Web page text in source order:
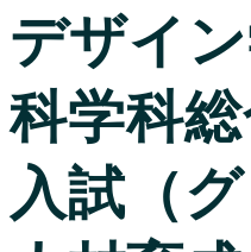
デザイ
科学科
入試（